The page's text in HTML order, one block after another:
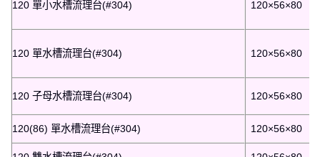
120 單小水槽流理台(#304) 120×56×80
120 單水槽流理台(#304) 120×56×80
120 子母水槽流理台(#304) 120×56×80
120(86) 單水槽流理台(#304) 120×56×80